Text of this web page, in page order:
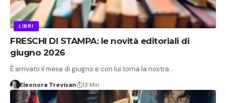
LIBRI
FRESCHI DI STAMPA: le novità editoriali di
giugno 2026
È arrivato il mese di giugno e con lui torna la nostra…
Eleonora Trevisan 13 Min